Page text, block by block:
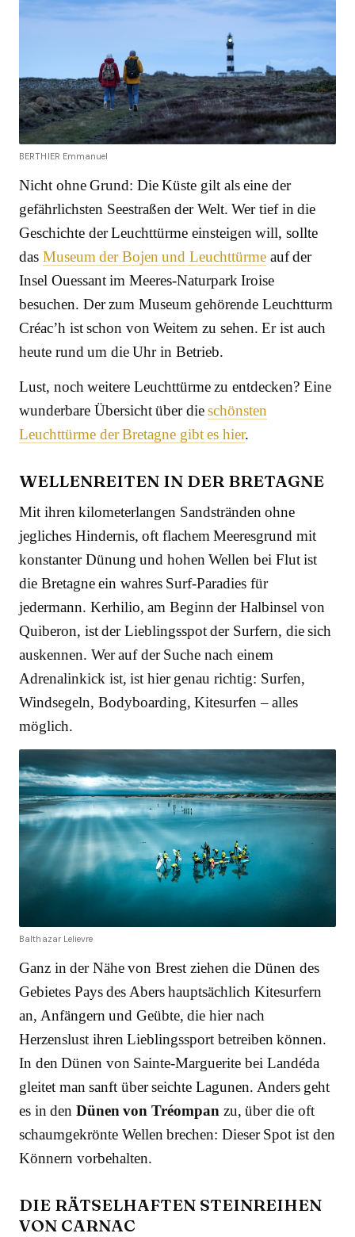
BERTHIER Emmanuel
Nicht ohne Grund: Die Küste gilt als eine der
gefährlichsten Seestraßen der Welt. Wer tief in die
Geschichte der Leuchttürme einsteigen will, sollte
das Museum der Bojen und Leuchttürme auf der
Insel Ouessant im Meeres-Naturpark Iroise
besuchen. Der zum Museum gehörende Leuchtturm
Créac’h ist schon von Weitem zu sehen. Er ist auch
heute rund um die Uhr in Betrieb.
Lust, noch weitere Leuchttürme zu entdecken? Eine
wunderbare Übersicht über dieschönsten
Leuchttürme der Bretagne gibt es hier.
WELLENREITEN IN DER BRETAGNE
Mit ihren kilometerlangen Sandstränden ohne
jegliches Hindernis, oft flachem Meeresgrund mit
konstanter Dünung und hohen Wellen bei Flut ist
die Bretagne ein wahres Surf-Paradies für
jedermann. Kerhilio, am Beginn der Halbinsel von
Quiberon, ist der Lieblingsspot der Surfern, die sich
auskennen. Wer auf der Suche nach einem
Adrenalinkick ist, ist hier genau richtig: Surfen,
Windsegeln, Bodyboarding, Kitesurfen – alles
möglich.
Balthazar Lelievre
Ganz in der Nähe von Brest ziehen die Dünen des
Gebietes Pays des Abers hauptsächlich Kitesurfern
an, Anfängern und Geübte, die hier nach
Herzenslust ihren Lieblingssport betreiben können.
In den Dünen von Sainte-Marguerite bei Landéda
gleitet man sanft über seichte Lagunen. Anders geht
es in den Dünen von Tréompan zu, über die oft
schaumgekrönte Wellen brechen: Dieser Spot ist den
Könnern vorbehalten.
DIE RÄTSELHAFTEN STEINREIHEN
VON CARNAC